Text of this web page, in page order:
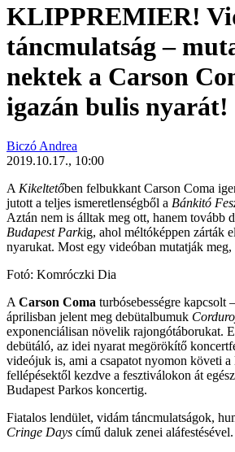
KLIPPREMIER!
táncmulatság –
nektek a Carson
igazán bulis nyarát!
Biczó Andrea
2019.10.17., 10:00
AKikeltetőben felbukkantCarson Coma
jutott a teljes ismeretlenségből a Bánkitó
Aztán nem is álltak meg ott, hanem tovább
Budapest Parkig, ahol méltóképpen zárták
nyarukat. Most egy videóban mutatják
Fotó: Komróczki Dia
ACarson Coma turbósebességre kapcsolt
áprilisban jelent meg debütalbumuk
exponenciálisan növelik rajongótáborukat.
debütáló, az idei nyarat megörökítő
videójuk is, ami a csapatot nyomon követi a
fellépésektől kezdve a fesztiválokon át
Budapest Parkos koncertig.
Fiatalos lendület, vidám táncmulatságok,
Cringe Days című daluk zenei aláfestésével.